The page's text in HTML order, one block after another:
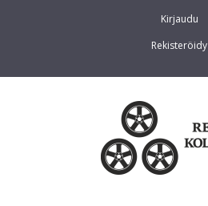
Kirjaudu
Rekisteröidy